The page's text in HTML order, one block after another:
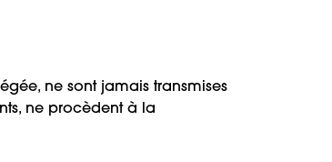
ne sont jamais transmises
ne procèdent à la